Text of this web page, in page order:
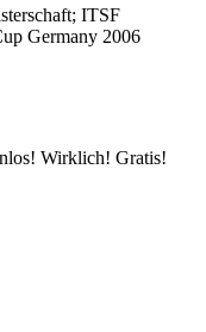
Wirklich! Gratis!